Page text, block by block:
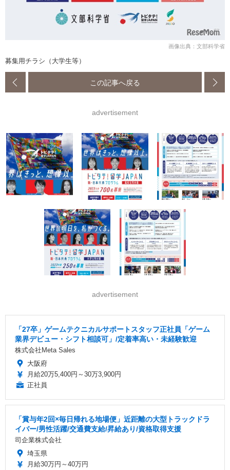
画像出典：文部科学省
募集用チラシ（大学生等）
この記事へ戻る
advertisement
advertisement
「27卒」ゲームテクニカルサポートスタッフ正社員「ゲーム
業界デビュー・シフト相談可」/定着率高い・未経験歓迎
株式会社Meta Sales
大阪府
月給20万5,400円～30万3,900円
正社員
「賞与年2回×毎日帰れる地場便」近距離の大型トラックドラ
イバー/男性活躍/交通費支給/昇給あり/資格取得支援
司企業株式会社
埼玉県
月給30万円～40万円